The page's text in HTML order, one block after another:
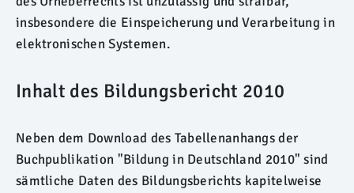
insbesondere die Einspeicherung und Verarbeitung in
elektronischen Systemen.
Inhalt des Bildungsbericht 2010
Neben dem Download des Tabellenanhangs der
Buchpublikation "Bildung in Deutschland 2010" sind
sämtliche Daten des Bildungsberichts kapitelweise